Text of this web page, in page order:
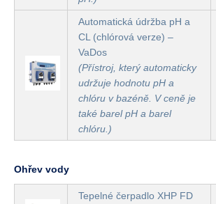
Automatická údržba pH a
CL (chlórová verze) –
VaDos
(Přístroj, který automaticky
udržuje hodnotu pH a
chlóru v bazéně. V ceně je
také barel pH a barel
chlóru.)
Ohřev vody
Tepelné čerpadlo XHP FD